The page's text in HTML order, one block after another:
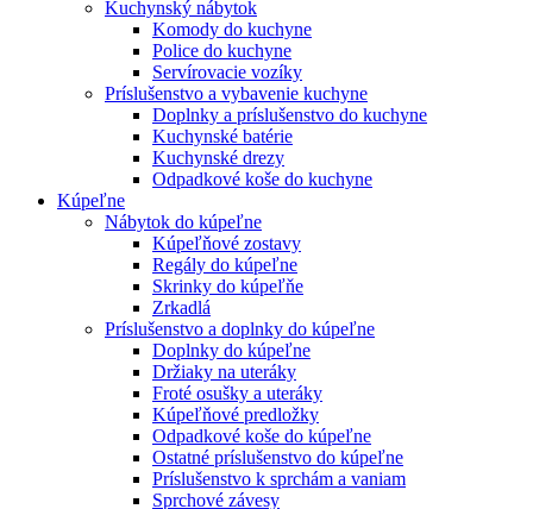
Kuchynský nábytok
Komody do kuchyne
Police do kuchyne
Servírovacie vozíky
Príslušenstvo a vybavenie kuchyne
Doplnky a príslušenstvo do kuchyne
Kuchynské batérie
Kuchynské drezy
Odpadkové koše do kuchyne
Kúpeľne
Nábytok do kúpeľne
Kúpeľňové zostavy
Regály do kúpeľne
Skrinky do kúpeľňe
Zrkadlá
Príslušenstvo a doplnky do kúpeľne
Doplnky do kúpeľne
Držiaky na uteráky
Froté osušky a uteráky
Kúpeľňové predložky
Odpadkové koše do kúpeľne
Ostatné príslušenstvo do kúpeľne
Príslušenstvo k sprchám a vaniam
Sprchové závesy